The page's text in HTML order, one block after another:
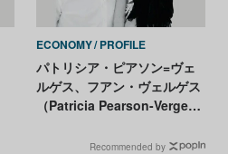
ECONOMY PROFILE
パトリシア・ピアソン=ヴェ
ルゲス、フアン・ヴェルゲス
（Patricia Pearson-Vergez
Recommended by